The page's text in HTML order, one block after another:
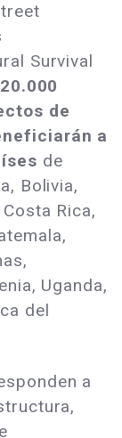
Survival
de
a
de
Bolivia,
Rica,
Uganda,
del
a